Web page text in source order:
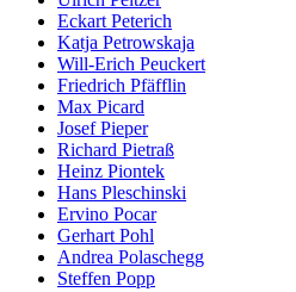
Eckart Peterich
Katja Petrowskaja
Will-Erich Peuckert
Friedrich Pfäfflin
Max Picard
Josef Pieper
Richard Pietraß
Heinz Piontek
Hans Pleschinski
Ervino Pocar
Gerhart Pohl
Andrea Polaschegg
Steffen Popp